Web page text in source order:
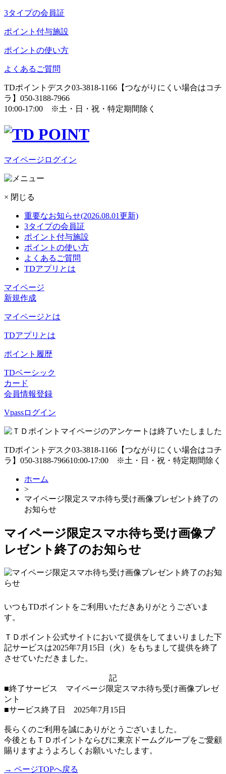
3タイプの会員証
ポイント付与施設
ポイントの使い方
よくあるご質問
TDポイントデスク03-3818-1166 【つながりにくい場合はコチ
ラ】 050-3188-7966
10:00-17:00 ※土・日・祝・特定期間除く
マイページログイン
× 閉じる
重要なお知らせ(2026.08.01更新)
3タイプの会員証
ポイント付与施設
ポイントの使い方
よくあるご質問
TDアプリとは
マイページ
新規作成
マイページとは
TDアプリとは
ポイント履歴
TDベーシック
カード
会員情報登録
Vpassログイン
TDポイントデスク03-3818-1166 【つながりにくい場合はコチ
ラ】 050-3188-796610:00-17:00 ※土・日・祝・特定期間除く
ホーム
>
マイページ限定スマホ待ち受け画像プレゼント終了の
お知らせ
マイページ限定スマホ待ち受け画像プ
レゼント終了のお知らせ
いつもTDポイントをご利用いただきありがとうございま
す。
ＴＤポイント公式サイトにおいて提供をしてまいりました下
記サービスは2025年7月15日（火）をもちまして提供を終了
させていただきました。
記
■終了サービス マイページ限定スマホ待ち受け画像プレゼ
ント
■サービス終了日 2025年7月15日
長らくのご利用を誠にありがとうございました。
今後ともＴＤポイントならびに東京ドームグループをご愛顧
賜りますようよろしくお願いいたします。
→ ページTOPへ戻る